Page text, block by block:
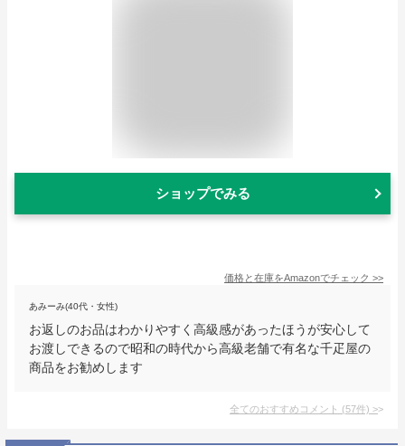
ショップでみる
価格と在庫をAmazonでチェック >>
あみーみ(40代・女性)
お返しのお品はわかりやすく高級感があったほうが安心して
お渡しできるので昭和の時代から高級老舗で有名な千疋屋の
商品をお勧めします
全てのおすすめコメント (57件) >